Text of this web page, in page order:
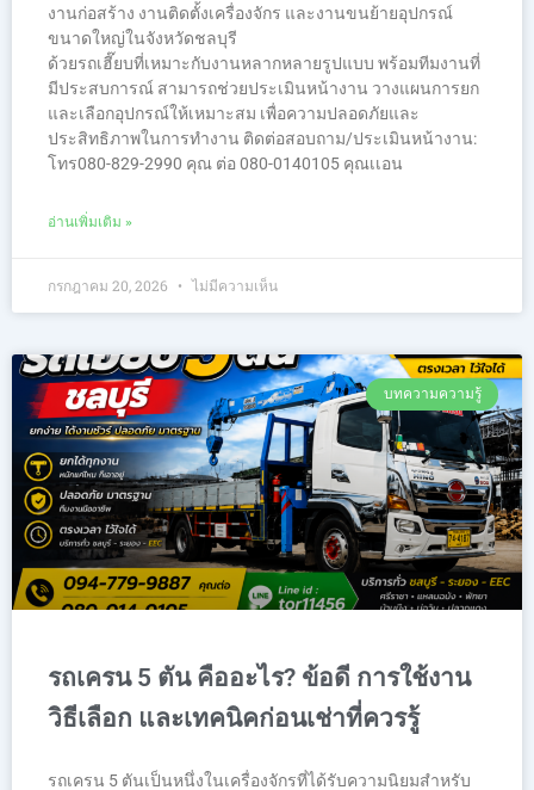
งานก่อสร้าง งานติดตั้งเครื่องจักร และงานขนย้ายอุปกรณ์
ขนาดใหญ่ในจังหวัดชลบุรี
ด้วยรถเฮี๊ยบที่เหมาะกับงานหลากหลายรูปแบบ พร้อมทีมงานที่
มีประสบการณ์ สามารถช่วยประเมินหน้างาน วางแผนการยก
และเลือกอุปกรณ์ให้เหมาะสม เพื่อความปลอดภัยและ
ประสิทธิภาพในการทำงาน ติดต่อสอบถาม/ประเมินหน้างาน:
โทร080-829-2990 คุณ ต่อ 080-0140105 คุณเเอน
อ่านเพิ่มเติม »
กรกฎาคม 20, 2026 ไม่มีความเห็น
บทความความรู้
รถเครน 5 ตัน คืออะไร? ข้อดี การใช้งาน
วิธีเลือก และเทคนิคก่อนเช่าที่ควรรู้
รถเครน 5 ตันเป็นหนึ่งในเครื่องจักรที่ได้รับความนิยมสำหรับ